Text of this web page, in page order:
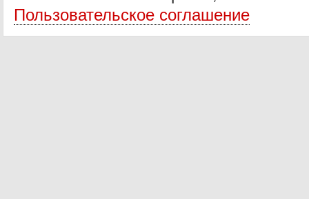
Пользовательское соглашение